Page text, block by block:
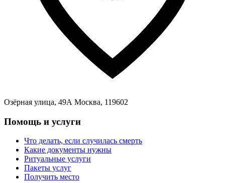
Озёрная улица, 49А Москва, 119602
Помощь и услуги
Что делать, если случилась смерть
Какие документы нужны
Ритуальные услуги
Пакеты услуг
Получить место